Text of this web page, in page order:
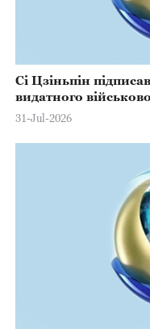
Сі Цзіньпін
видатного
31-Jul-2026